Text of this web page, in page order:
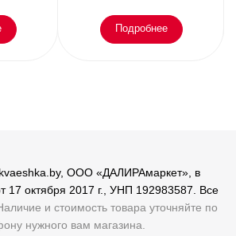
Подробнее
ООО «ДАЛИРАмаркет», в
17 октября 2017 г., УНП 192983587. Все
и стоимость товара уточняйте по
нужного вам магазина.